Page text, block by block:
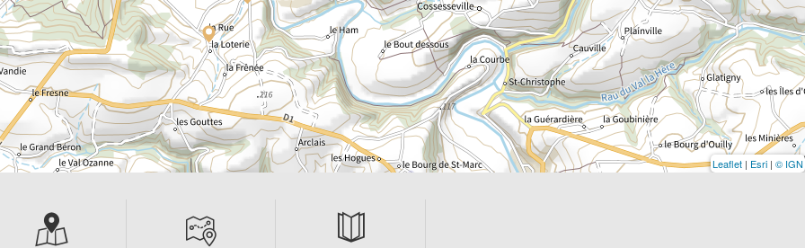
Leaflet | Esri | © IGN